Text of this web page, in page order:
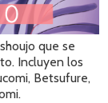
que se
Incluyen los
Betsufure,